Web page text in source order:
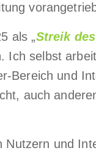
als „Streik
Ich selbst
Bereich und
auch
und